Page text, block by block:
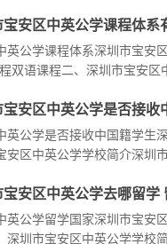
年招生对象与年级 1.招生
全国招生； 3.班级规模：小
安区中英公学课程体系
英公学课程体系深圳市宝安
双语课程二、深圳市宝安
、小学部、初中部、高中
”培养个性化的教育理念相结
持“具
安区中英公学是否接收
英公学是否接收中国籍学生
安区中英公学学校简介深圳
高中国际部。学校采用中
相结合的方式，秉持“中国灵
国民校”的办学目标
安区中英公学去哪留学
英公学留学国家深圳市宝安
深圳市宝安区中英公学学校